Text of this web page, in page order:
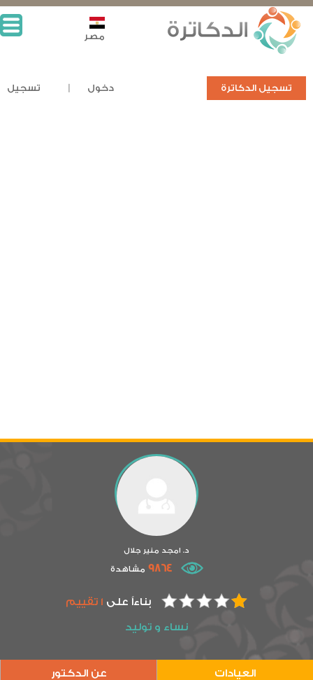
تسجيل الدكاترة دخول تسجيل
مصر
د. امجد منير جلال
9864 مشاهدة
بناءاً على 1 تقييم
نساء و توليد
العيادات عن الدكتور